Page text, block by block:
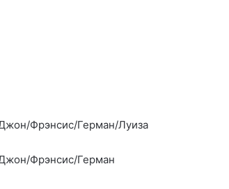
Фрэнсис/Герман/Луиза
Фрэнсис/Герман